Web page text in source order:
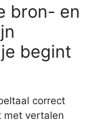
bron- en
begint
correct
met vertalen